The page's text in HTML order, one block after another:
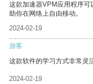
这款加速器VPM应用程序
助你在网络上自由移动。
2024-02-19
游客
这款软件的学习方式非常灵
2024-02-19